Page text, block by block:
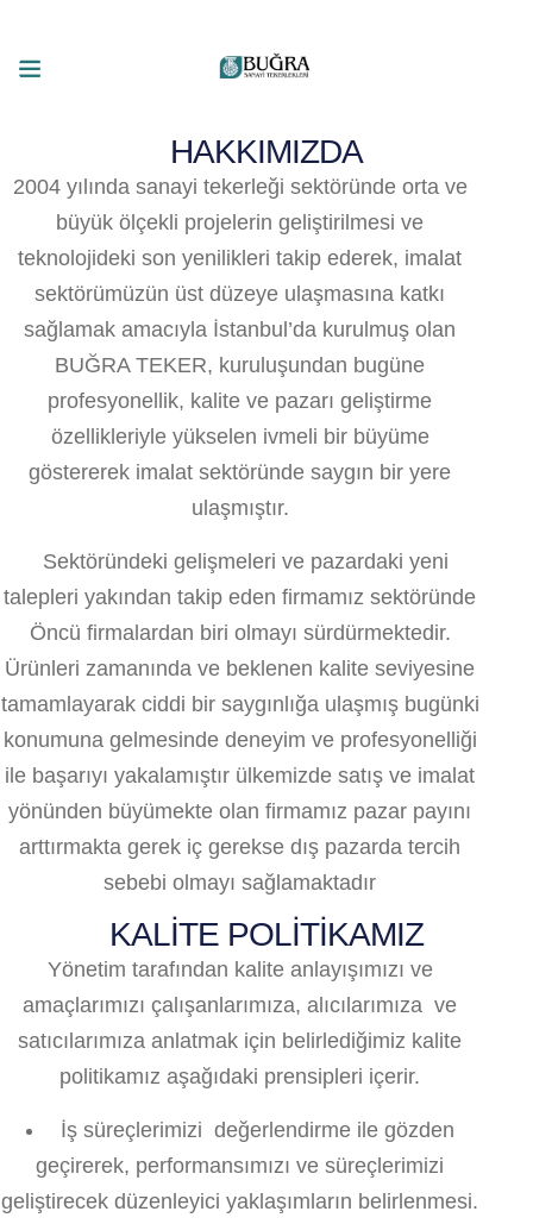
HAKKIMIZDA
2004 yılında sanayi tekerleği sektöründe orta ve
büyük ölçekli projelerin geliştirilmesi ve
teknolojideki son yenilikleri takip ederek, imalat
sektörümüzün üst düzeye ulaşmasına katkı
sağlamak amacıyla İstanbul’da kurulmuş olan
BUĞRA TEKER, kuruluşundan bugüne
profesyonellik, kalite ve pazarı geliştirme
özellikleriyle yükselen ivmeli bir büyüme
göstererek imalat sektöründe saygın bir yere
ulaşmıştır.
Sektöründeki gelişmeleri ve pazardaki yeni
talepleri yakından takip eden firmamız sektöründe
Öncü firmalardan biri olmayı sürdürmektedir.
Ürünleri zamanında ve beklenen kalite seviyesine
tamamlayarak ciddi bir saygınlığa ulaşmış bugünki
konumuna gelmesinde deneyim ve profesyonelliği
ile başarıyı yakalamıştır ülkemizde satış ve imalat
yönünden büyümekte olan firmamız pazar payını
arttırmakta gerek iç gerekse dış pazarda tercih
sebebi olmayı sağlamaktadır
KALİTE POLİTİKAMIZ
Yönetim tarafından kalite anlayışımızı ve
amaçlarımızı çalışanlarımıza, alıcılarımıza ve
satıcılarımıza anlatmak için belirlediğimiz kalite
politikamız aşağıdaki prensipleri içerir.
İş süreçlerimizi değerlendirme ile gözden
geçirerek, performansımızı ve süreçlerimizi
geliştirecek düzenleyici yaklaşımların belirlenmesi.